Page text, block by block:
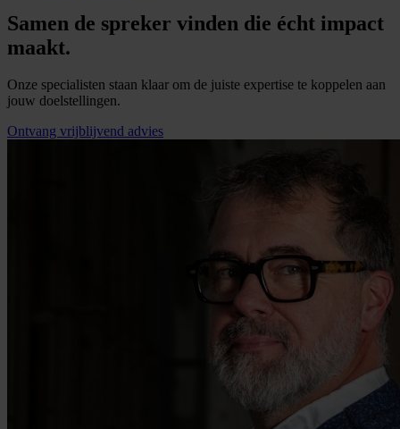
Samen de spreker vinden die écht impact
maakt.
Onze specialisten staan klaar om de juiste expertise te koppelen aan
jouw doelstellingen.
Ontvang vrijblijvend advies